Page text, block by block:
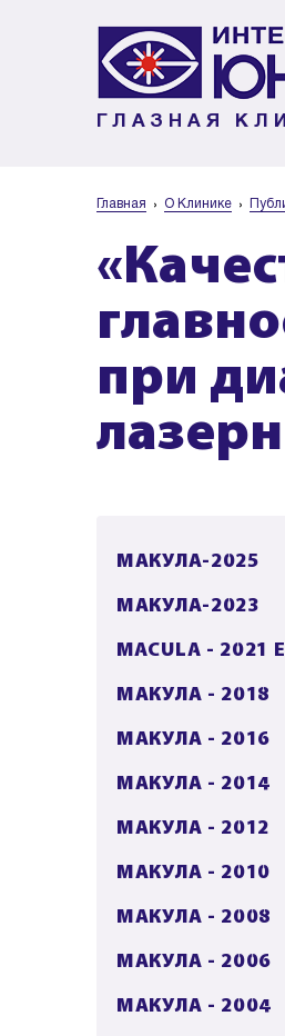
ГЛАЗНАЯ
Главная О Клинике
при
МАКУЛА-2025
МАКУЛА-2023
MACULA - 2021
МАКУЛА - 2018
МАКУЛА - 2016
МАКУЛА - 2014
МАКУЛА - 2012
МАКУЛА - 2010
МАКУЛА - 2008
МАКУЛА - 2006
МАКУЛА - 2004